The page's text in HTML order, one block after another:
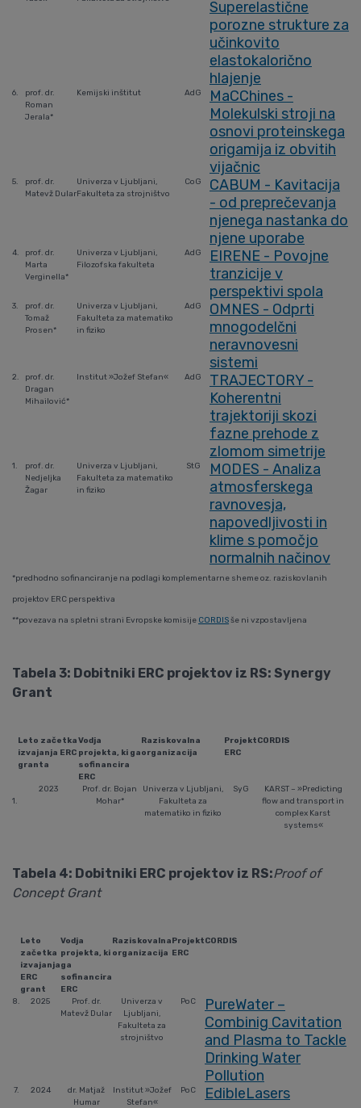
Superelastične
porozne strukture za
učinkovito
elastokalorično
hlajenje
6.
prof. dr.
Roman
Jerala*
Kemijski inštitut AdG
MaCChines -
Molekulski stroji na
osnovi proteinskega
origamija iz obvitih
vijačnic
5.
prof. dr.
Matevž Dular
Univerza v Ljubljani,
Fakulteta za strojništvo
CoG
CABUM - Kavitacija
- od preprečevanja
njenega nastanka do
njene uporabe
4.
prof. dr.
Marta
Verginella*
Univerza v Ljubljani,
Filozofska fakulteta
AdG
EIRENE - Povojne
tranzicije v
perspektivi spola
3.
prof. dr.
Tomaž
Prosen*
Univerza v Ljubljani,
Fakulteta za matematiko
in fiziko
AdG
OMNES - Odprti
mnogodelčni
neravnovesni
sistemi
2.
prof. dr.
Dragan
Mihailović*
Institut »Jožef Stefan« AdG
TRAJECTORY -
Koherentni
trajektoriji skozi
fazne prehode z
zlomom simetrije
1.
prof. dr.
Nedjeljka
Žagar
Univerza v Ljubljani,
Fakulteta za matematiko
in fiziko
StG
MODES - Analiza
atmosferskega
ravnovesja,
napovedljivosti in
klime s pomočjo
normalnih načinov
*predhodno sofinanciranje na podlagi komplementarne sheme oz. raziskovlanih
projektov ERC perspektiva
**povezava na spletni strani Evropske komisije CORDISše ni vzpostavljena
Tabela 3: Dobitniki ERC projektov iz RS: Synergy
Grant
Leto začetka
izvajanja ERC
granta
Vodja
projekta, ki ga
sofinancira
ERC
Raziskovalna
organizacija
Projekt
ERC
CORDIS
1.
2023
Prof. dr. Bojan
Mohar*
Univerza v Ljubljani,
Fakulteta za
matematiko in fiziko
SyG
KARST – »Predicting
flow and transport in
complex Karst
systems«
Tabela 4: Dobitniki ERC projektov iz RS:Proof of
Concept Grant
Leto
začetka
izvajanja
ERC
grant
Vodja
projekta, ki
ga
sofinancira
ERC
Raziskovalna
organizacija
Projekt
ERC
CORDIS
8. 2025
Prof. dr.
Matevž Dular
Univerza v
Ljubljani,
Fakulteta za
strojništvo
PoC
PureWater –
Combinig Cavitation
and Plasma to Tackle
Drinking Water
Pollution
7. 2024
dr. Matjaž
Humar
Institut »Jožef
Stefan«
PoC EdibleLasers